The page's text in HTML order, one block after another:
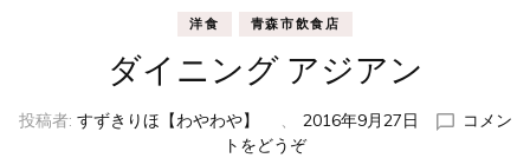
洋食 青森市飲食店
ダイニング アジアン
投稿者: すずきりほ【わやわや】 、 2016年9月27日
コメン
トをどうぞ(ダ